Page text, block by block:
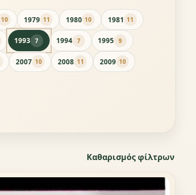
10 1979 11 1980 10 1981 11
1993 7 1994 7 1995 9
2007 10 2008 11 2009 10
Καθαρισμός φίλτρων